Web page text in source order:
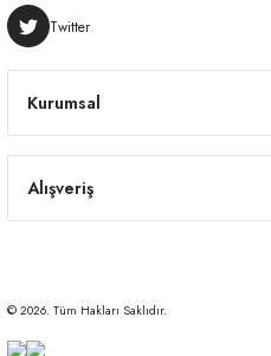
Kurumsal
Alışveriş
Twitter
© 2026. Tüm Hakları Saklıdır.